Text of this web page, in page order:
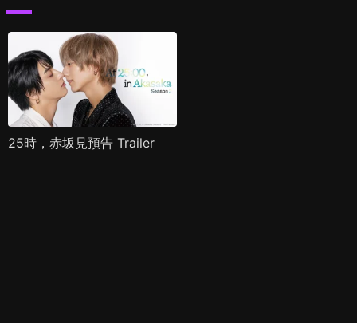
25時，赤坂見預告 Trailer